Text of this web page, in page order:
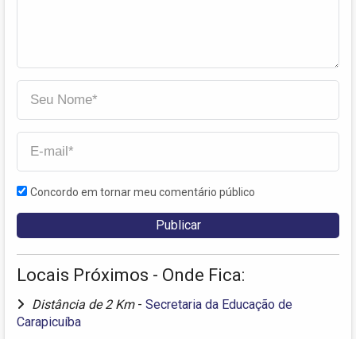
Concordo em tornar meu comentário público
Locais Próximos - Onde Fica:
Distância de 2 Km - Secretaria da Educação de
Carapicuíba